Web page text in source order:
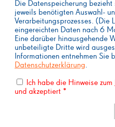
Die Datenspeicherung
jeweils benötigten Auswahl-
Verarbeitungsprozesses. (Die
eingereichten Daten nach 6
Eine darüber hinausgehende
unbeteiligte Dritte wird
Informationen entnehmen Sie
Datenschutzerklärung.
Ich habe die Hinweise zum
und akzeptiert *